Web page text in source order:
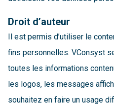
Droit d’auteur
Il est permis d’utiliser le
fins personnelles. VConsyst
toutes les informations
les logos, les messages
souhaitez en faire un usage